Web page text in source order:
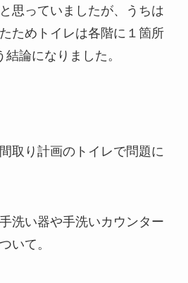
思っていましたが、うちは
ためトイレは各階に１箇所
論になりました。
取り計画のトイレで問題に
洗い器や手洗いカウンター
いて。